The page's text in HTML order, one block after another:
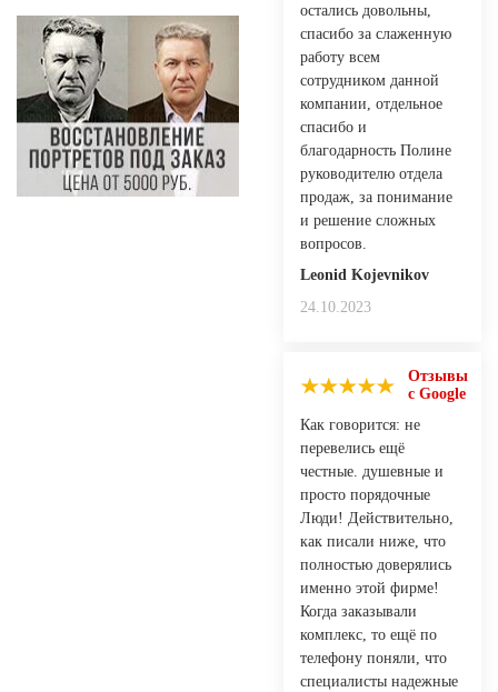
остались довольны,
спасибо за слаженную
работу всем
сотрудником данной
компании, отдельное
спасибо и
благодарность Полине
руководителю отдела
продаж, за понимание
и решение сложных
вопросов.
Leonid Kojevnikov
24.10.2023
Отзывы
с Google
Как говорится: не
перевелись ещё
честные. душевные и
просто порядочные
Люди! Действительно,
как писали ниже, что
полностью доверялись
именно этой фирме!
Когда заказывали
комплекс, то ещё по
телефону поняли, что
специалисты надежные